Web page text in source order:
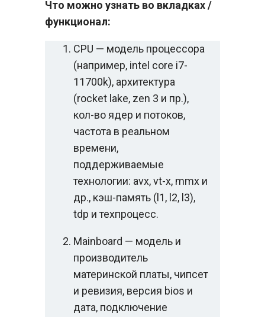
Что можно узнать во вкладках /
функционал:
CPU — модель процессора
(например, intel core i7-
11700k), архитектура
(rocket lake, zen 3 и пр.),
кол-во ядер и потоков,
частота в реальном
времени,
поддерживаемые
технологии: avx, vt-x, mmx и
др., кэш-память (l1, l2, l3),
tdp и техпроцесс.
Mainboard — модель и
производитель
материнской платы, чипсет
и ревизия, версия bios и
дата, подключение